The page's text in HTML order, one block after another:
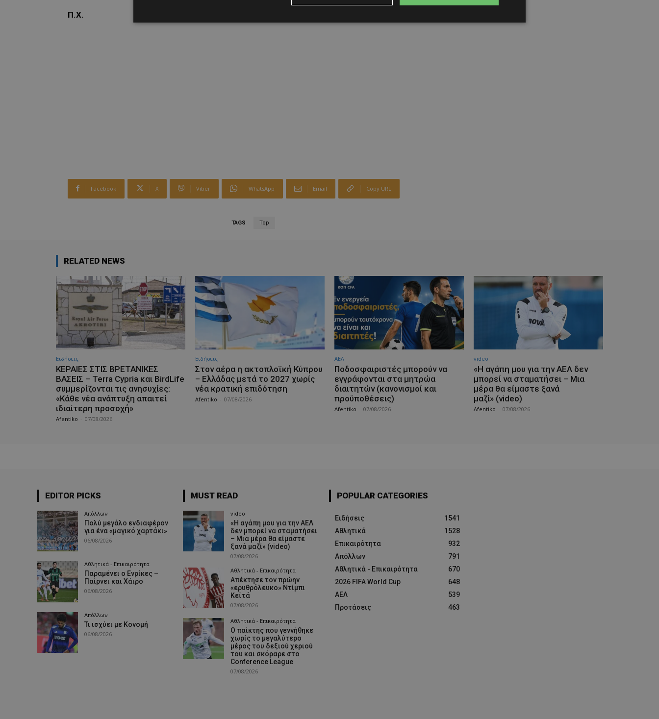
Π.Χ.
Facebook X Viber WhatsApp Email Copy URL
TAGS Top
RELATED NEWS
Ειδήσεις
ΚΕΡΑΙΕΣ ΣΤΙΣ ΒΡΕΤΑΝΙΚΕΣ
ΒΑΣΕΙΣ – Terra Cypria και BirdLife
συμμερίζονται τις ανησυχίες:
«Κάθε νέα ανάπτυξη απαιτεί
ιδιαίτερη προσοχή»
Afentiko 07/08/2026
Ειδήσεις
Στον αέρα η ακτοπλοϊκή Κύπρου
– Ελλάδας μετά το 2027 χωρίς
νέα κρατική επιδότηση
Afentiko 07/08/2026
ΑΕΛ
Ποδοσφαιριστές μπορούν να
εγγράφονται στα μητρώα
διαιτητών (κανονισμοί και
προϋποθέσεις)
Afentiko 07/08/2026
video
«Η αγάπη μου για την ΑΕΛ δεν
μπορεί να σταματήσει – Μια
μέρα θα είμαστε ξανά
μαζί» (video)
Afentiko 07/08/2026
EDITOR PICKS
Απόλλων
Πολύ μεγάλο ενδιαφέρον
για ένα «μαγικό χαρτάκι»
06/08/2026
Αθλητικά - Επικαιρότητα
Παραμένει ο Ενρίκες –
Παίρνει και Χάιρο
06/08/2026
Απόλλων
Τι ισχύει με Κονομή
06/08/2026
MUST READ
video
«Η αγάπη μου για την ΑΕΛ
δεν μπορεί να σταματήσει
– Μια μέρα θα είμαστε
ξανά μαζί» (video)
07/08/2026
Αθλητικά - Επικαιρότητα
Απέκτησε τον πρώην
«ερυθρόλευκο» Ντίμπι
Κεϊτά
07/08/2026
Αθλητικά - Επικαιρότητα
Ο παίκτης που γεννήθηκε
χωρίς το μεγαλύτερο
μέρος του δεξιού χεριού
του και σκόραρε στο
Conference League
07/08/2026
POPULAR CATEGORIES
Ειδήσεις
1541
Αθλητικά
1528
Επικαιρότητα
932
Απόλλων
791
Αθλητικά - Επικαιρότητα
670
2026 FIFA World Cup
648
ΑΕΛ
539
Προτάσεις
463